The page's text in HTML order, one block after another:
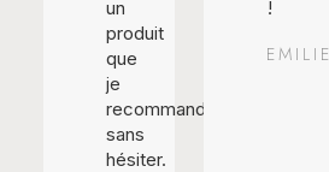
un
produit
que
je
recommande
sans
hésiter.
!
EMILIE